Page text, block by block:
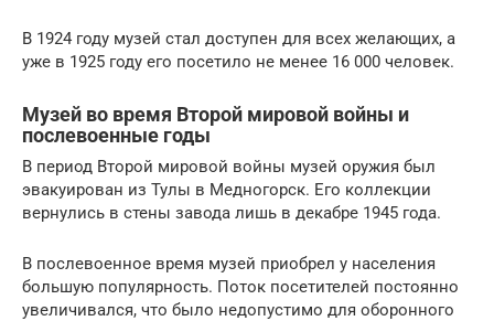
В 1924 году музей стал доступен для всех желающих, а
уже в 1925 году его посетило не менее 16 000 человек.
Музей во время Второй мировой войны и
послевоенные годы
В период Второй мировой войны музей оружия был
эвакуирован из Тулы в Медногорск. Его коллекции
вернулись в стены завода лишь в декабре 1945 года.
В послевоенное время музей приобрел у населения
большую популярность. Поток посетителей постоянно
увеличивался, что было недопустимо для оборонного